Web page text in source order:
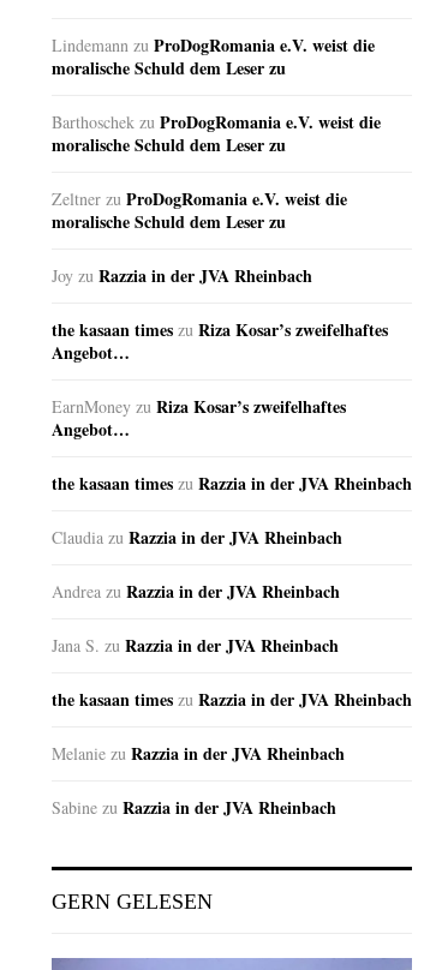
Lindemann zu ProDogRomania e.V. weist die
moralische Schuld dem Leser zu
Barthoschek zu ProDogRomania e.V. weist die
moralische Schuld dem Leser zu
Zeltner zu ProDogRomania e.V. weist die
moralische Schuld dem Leser zu
Joy zu Razzia in der JVA Rheinbach
the kasaan times zu Riza Kosar’s zweifelhaftes
Angebot…
EarnMoney zu Riza Kosar’s zweifelhaftes
Angebot…
the kasaan times zu Razzia in der JVA Rheinbach
Claudia zu Razzia in der JVA Rheinbach
Andrea zu Razzia in der JVA Rheinbach
Jana S. zu Razzia in der JVA Rheinbach
the kasaan times zu Razzia in der JVA Rheinbach
Melanie zu Razzia in der JVA Rheinbach
Sabine zu Razzia in der JVA Rheinbach
GERN GELESEN